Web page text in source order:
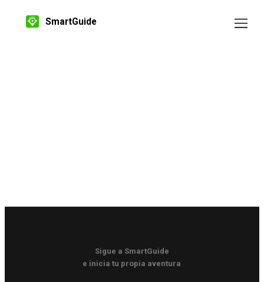
SmartGuide
Sigue a SmartGuide
e inicia tu propia aventura